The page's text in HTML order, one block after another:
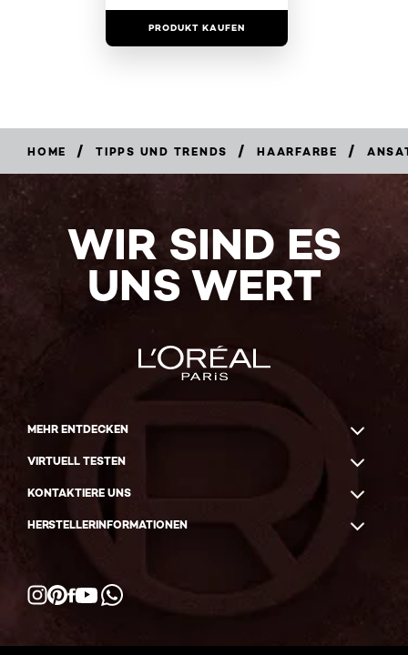
PRODUKT KAUFEN
HOME / TIPPS UND TRENDS / HAARFARBE /
WIR SIND ES
UNS WERT
MEHR ENTDECKEN
VIRTUELL TESTEN
KONTAKTIERE UNS
HERSTELLERINFORMATIONEN
Facebook
YouTube